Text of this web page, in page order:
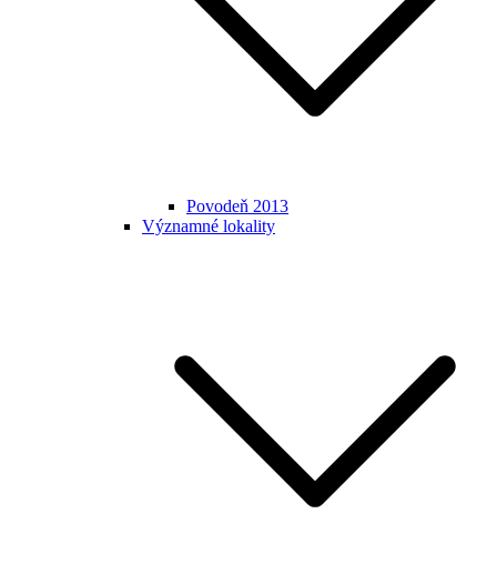
Povodeň 2013
Významné lokality